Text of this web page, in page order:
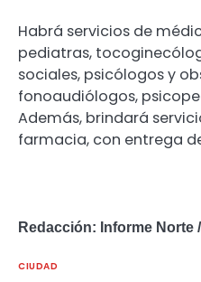
Habrá servicios de
pediatras,
sociales, psicólogos y
fonoaudiólogos,
Además, brindará
farmacia, con entrega
Redacción: Informe Norte
CIUDAD